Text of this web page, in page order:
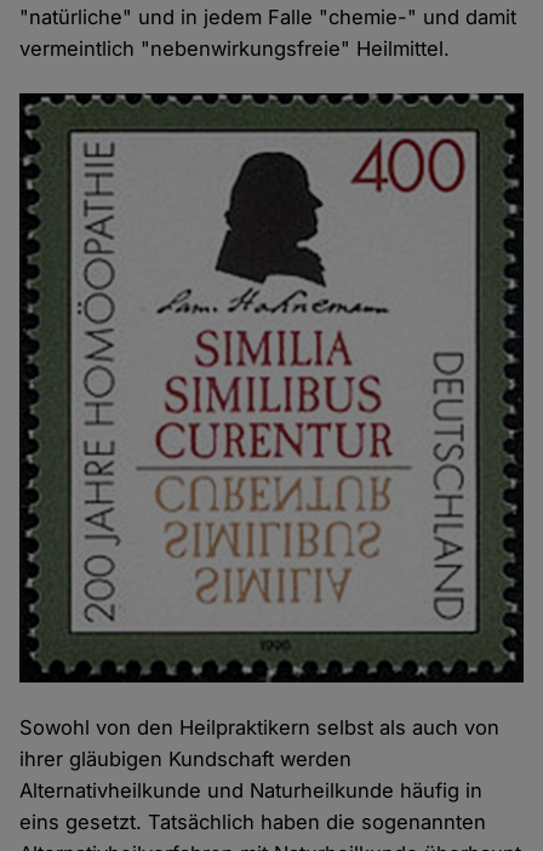
"natürliche" und in jedem Falle "chemie-" und damit
vermeintlich "nebenwirkungsfreie" Heilmittel.
Sowohl von den Heilpraktikern selbst als auch von
ihrer gläubigen Kundschaft werden
Alternativheilkunde und Naturheilkunde häufig in
eins gesetzt. Tatsächlich haben die sogenannten